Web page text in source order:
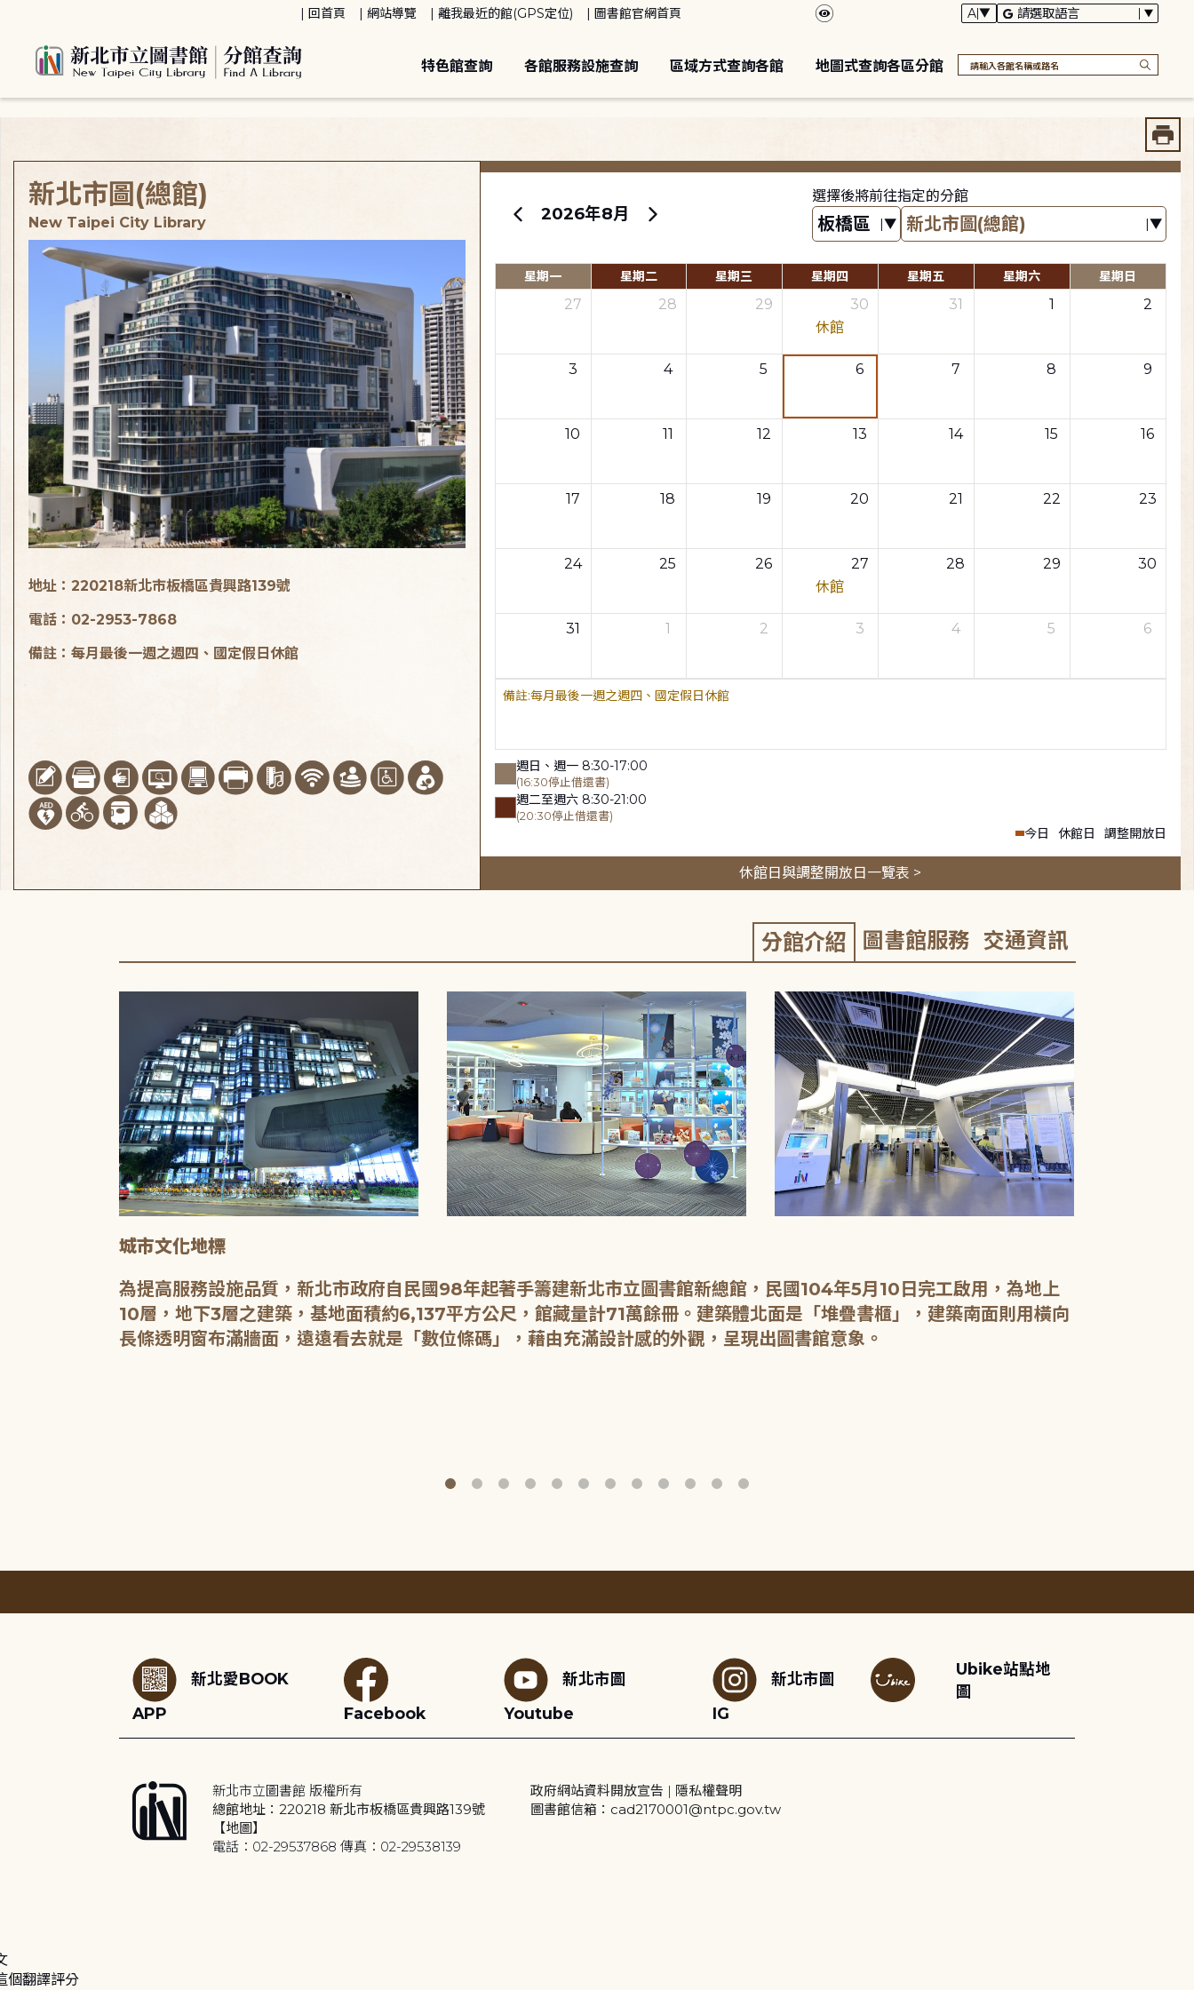
回首頁 網站導覽 離我最近的館(GPS定位) 圖書館官網首頁
特色館查詢 各館服務設施查詢 區域方式查詢各館 地圖式查詢各區分館
2026年8月
選擇後將前往指定的分館
星期一 星期二 星期三 星期四 星期五 星期六 星期日
27 28 29
30
休館
31 1 2
3 4 5 6 7 8 9
10 11 12 13 14 15 16
17 18 19 20 21 22 23
24 25 26
27
休館
28 29 30
31 1 2 3 4 5 6
每月最後一週之週四、國定假日休館
週日、週一 8:30-17:00
(16:30停止借還書)
週二至週六 8:30-21:00
(20:30停止借還書)
今日 休館日 調整開放日
休館日與調整開放日一覽表 >
新北市圖(總館)
New Taipei City Library
地址：220218新北市板橋區貴興路139號
電話：02-2953-7868
備註：每月最後一週之週四、國定假日休館
分館介紹 圖書館服務 交通資訊
城市文化地標
為提高服務設施品質，新北市政府自民國98年起著手籌建新北市立圖書館新總館，民國104年5月10日完工啟用，為地上
10層，地下3層之建築，基地面積約6,137平方公尺，館藏量計71萬餘冊。建築體北面是「堆疊書櫃」，建築南面則用橫向
長條透明窗布滿牆面，遠遠看去就是「數位條碼」，藉由充滿設計感的外觀，呈現出圖書館意象。
新北愛BOOK
APP
Facebook
新北市圖
Youtube
新北市圖
IG
Ubike站點地
圖
新北市立圖書館 版權所有
總館地址：220218 新北市板橋區貴興路139號
【地圖】
電話：02-29537868 傳真：02-29538139
政府網站資料開放宣告 | 隱私權聲明
圖書館信箱：cad2170001@ntpc.gov.tw
個翻譯評分